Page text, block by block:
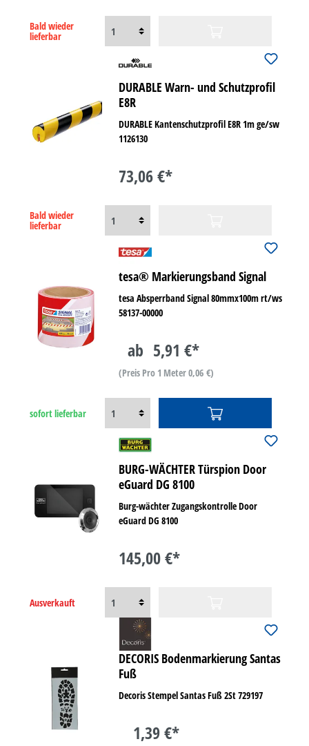
Bald wieder
lieferbar
DURABLE Warn- und Schutzprofil
E8R
DURABLE Kantenschutzprofil E8R 1m ge/sw
1126130
73,06 €*
Bald wieder
lieferbar
tesa® Markierungsband Signal
tesa Absperrband Signal 80mmx100m rt/ws
58137-00000
ab 5,91 €*
(Preis Pro 1 Meter 0,06 €)
sofort lieferbar
BURG-WÄCHTER Türspion Door
eGuard DG 8100
Burg-wächter Zugangskontrolle Door
eGuard DG 8100
145,00 €*
Ausverkauft
DECORIS Bodenmarkierung Santas
Fuß
Decoris Stempel Santas Fuß 2St 729197
1,39 €*